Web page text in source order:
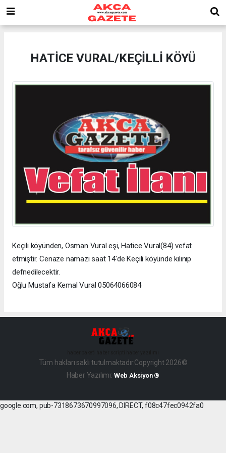
HATİCE VURAL/KEÇİLLİ KÖYÜ
Keçili köyünden, Osman Vural eşi, Hatice Vural(84) vefat
etmiştir. Cenaze namazı saat 14'de Keçili köyünde kılınıp
defnedilecektir.
Oğlu Mustafa Kemal Vural 05064066084
Tüm hakları saklı tutulmaktadır.Copyright 2026©
Haber Yazılımı: Web Aksiyon ®
google.com, pub-7318673670997096, DIRECT, f08c47fec0942fa0